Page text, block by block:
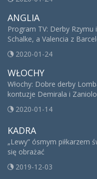
ANGLIA
Program TV: Derby
Schalke, a Valencia z
2020-01-24
WŁOCHY
Włochy: Dobre derby
kontuzje Demirala i
2020-01-14
KADRA
„Lewy” ósmym piłkarzem
się obrażać
2019-12-03